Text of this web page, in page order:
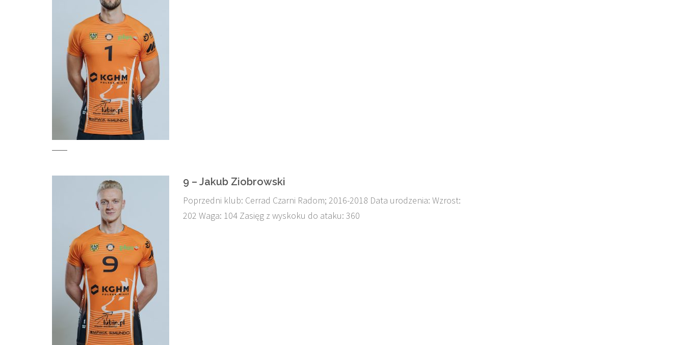
9 – Jakub Ziobrowski
Poprzedni klub: Cerrad Czarni Radom; 2016-2018 Data urodzenia: Wzrost:
202 Waga: 104 Zasięg z wyskoku do ataku: 360